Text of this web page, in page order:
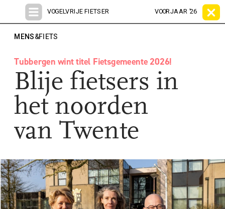
VOORJAAR '26
VOGELVRIJE FIETSER
MENS&FIETS
Blije fietsers in
het noorden
van Twente